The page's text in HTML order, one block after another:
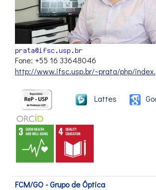
Fone: +55 16 33648046
http://www.ifsc.usp.br/~prata/php/
Lattes
FCM/GO - Grupo de Óptica